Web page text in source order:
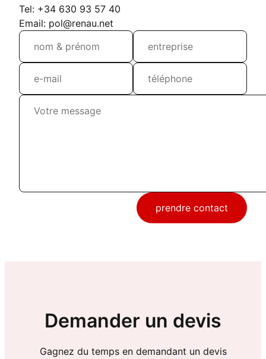
Tel: +34 630 93 57 40
Email: pol@renau.net
prendre contact
Demander un devis
Gagnez du temps en demandant un devis